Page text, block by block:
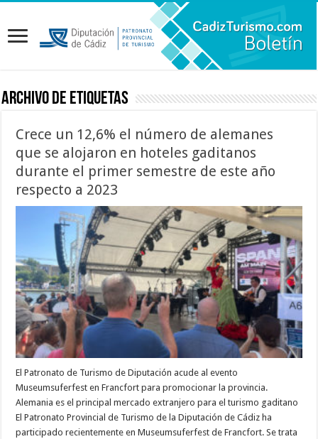
Archivo de etiquetas
Crece un 12,6% el número de alemanes
que se alojaron en hoteles gaditanos
durante el primer semestre de este año
respecto a 2023
El Patronato de Turismo de Diputación acude al evento
Museumsuferfest en Francfort para promocionar la provincia.
Alemania es el principal mercado extranjero para el turismo gaditano
El Patronato Provincial de Turismo de la Diputación de Cádiz ha
participado recientemente en Museumsuferfest de Francfort. Se trata